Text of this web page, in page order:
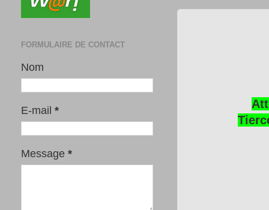
FORMULAIRE DE CONTACT
Nom
E-mail *
Message *